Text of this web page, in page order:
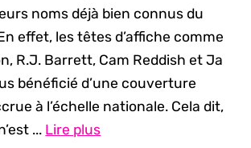
noms déjà bien connus du
effet, les têtes d’affiche comme
R.J. Barrett, Cam Reddish et Ja
bénéficié d’une couverture
à l’échelle nationale. Cela dit,
... Lire plus